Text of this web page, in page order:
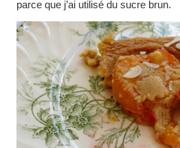
parce que j’ai utilisé du sucre brun.